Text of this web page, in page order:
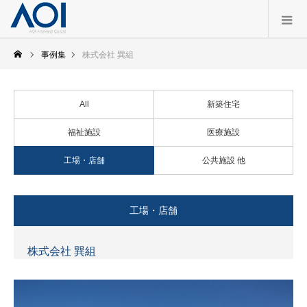
事例集 株式会社 巽組
All 新築住宅
福祉施設 医療施設
工場・店舗 公共施設 他
工場・店舗
株式会社 巽組